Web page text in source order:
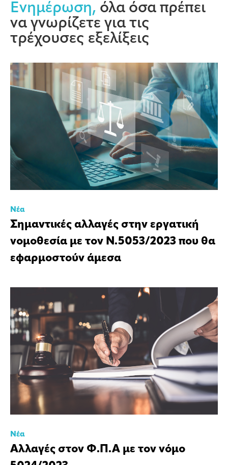
Ενημέρωση, όλα όσα πρέπει
να γνωρίζετε για τις
τρέχουσες εξελίξεις
Νέα
Σημαντικές αλλαγές στην εργατική
νομοθεσία με τον Ν.5053/2023 που θα
εφαρμοστούν άμεσα
Νέα
Αλλαγές στον Φ.Π.Α με τον νόμο